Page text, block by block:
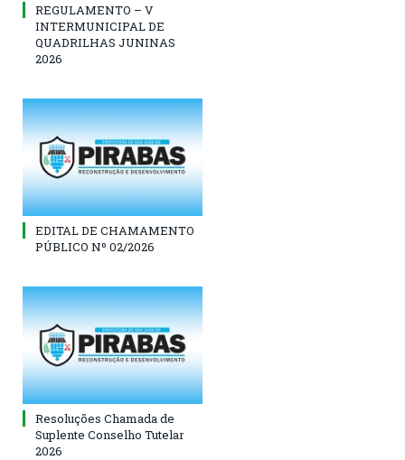
REGULAMENTO – V
INTERMUNICIPAL DE
QUADRILHAS JUNINAS
2026
EDITAL DE CHAMAMENTO
PÚBLICO Nº 02/2026
Resoluções Chamada de
Suplente Conselho Tutelar
2026